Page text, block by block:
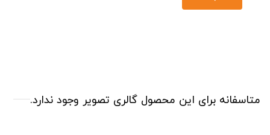
متاسفانه برای این محصول گالری تصویر وجود ندارد.